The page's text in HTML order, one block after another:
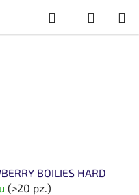
Ricerca
BOILIES HARD
(>20 pz.)